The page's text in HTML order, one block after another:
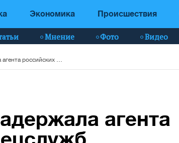
Экономика Происшествия
Мнение Фото Видео
агента